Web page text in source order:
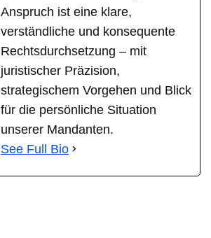
Anspruch ist eine klare,
verständliche und konsequente
Rechtsdurchsetzung – mit
juristischer Präzision,
strategischem Vorgehen und Blick
für die persönliche Situation
unserer Mandanten.
See Full Bio